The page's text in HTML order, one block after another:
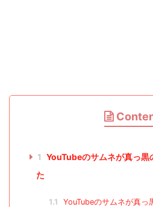
1 YouTubeのサムネが真っ黒
た
1.1
YouTubeのサムネが真っ